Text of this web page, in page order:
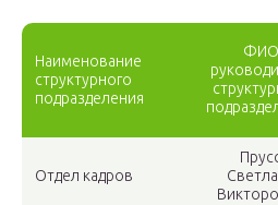
Наименование
структурного
подразделения
ФИО
Отдел кадров